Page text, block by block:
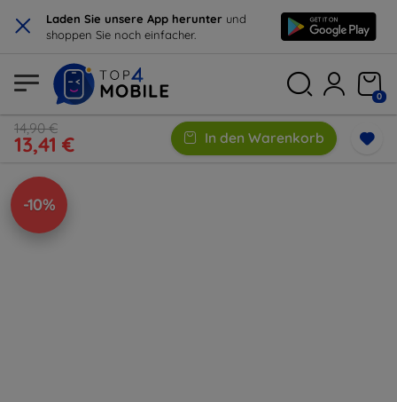
× Laden Sie unsere App herunter und
shoppen Sie noch einfacher.
0
14,90 €
13,41 € In den Warenkorb
-10%